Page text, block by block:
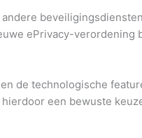
ePrivacy-verordening
de technologische
een bewuste